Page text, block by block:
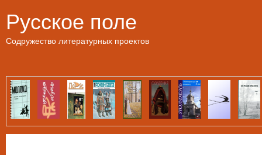
Русское поле
Содружество литературных проектов